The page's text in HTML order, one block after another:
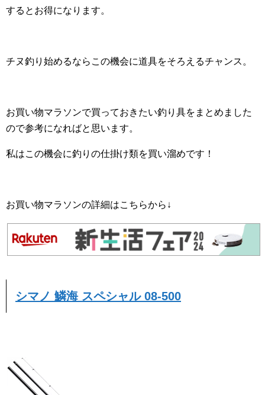
するとお得になります。
チヌ釣り始めるならこの機会に道具をそろえるチャンス。
お買い物マラソンで買っておきたい釣り具をまとめました
ので参考になればと思います。
私はこの機会に釣りの仕掛け類を買い溜めです！
お買い物マラソンの詳細はこちらから↓
シマノ 鱗海 スペシャル 08-500